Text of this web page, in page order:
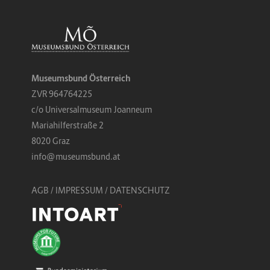
Museumsbund Österreich
ZVR 964764225
c/o Universalmuseum Joanneum
Mariahilferstraße 2
8020 Graz
info@museumsbund.at
AGB / IMPRESSUM / DATENSCHUTZ